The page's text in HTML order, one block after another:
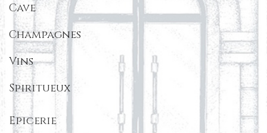
Cave
Champagnes
Vins
Spiritueux
Epicerie